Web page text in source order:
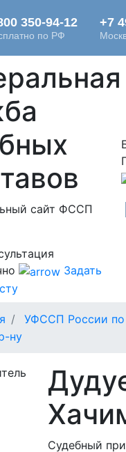
сайт ФССП
Задать
УФССП России по
ну
Судебный